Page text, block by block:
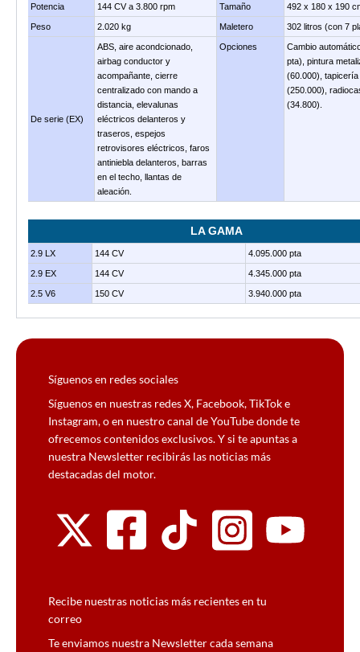
Potencia 144 CV a 3.800 rpm Tamaño 492 x 180 x 190
Peso 2.020 kg Maletero 302 litros (con 7
De serie (EX)
ABS, aire acondcionado,
airbag conductor y
acompañante, cierre
centralizado con mando a
distancia, elevalunas
eléctricos delanteros y
traseros, espejos
retrovisores eléctricos, faros
antiniebla delanteros, barras
en el techo, llantas de
aleación.
Opciones
Cambio
pta), pintura
(60.000),
(250.000),
(34.800).
LA GAMA
2.9 LX 144 CV 4.095.000 pta
2.9 EX 144 CV 4.345.000 pta
2.5 V6 150 CV 3.940.000 pta
Síguenos en redes sociales
Síguenos en nuestras redes X, Facebook, TikTok e
Instagram, o en nuestro canal de YouTube donde te
ofrecemos contenidos exclusivos. Y si te apuntas a
nuestra Newsletter recibirás las noticias más
destacadas del motor.
Recibe nuestras noticias más recientes en tu
correo
Te enviamos nuestra Newsletter cada semana